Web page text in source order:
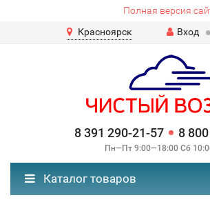
Полная версия
Красноярск
Вход
8 391 290-21-57 8
Пн—Пт 9:00—18:00 Сб
Каталог товаров